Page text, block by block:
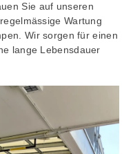
Sie auf unseren
Wartung
Wir sorgen für einen
lange Lebensdauer